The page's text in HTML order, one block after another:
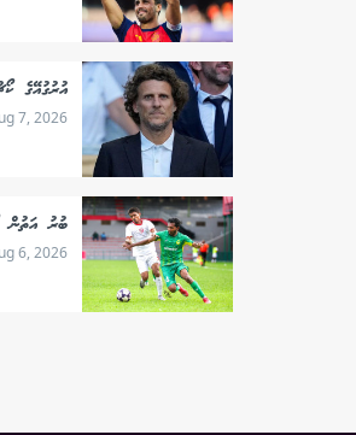
އުރުގުއޭގެ
7, 2026
ބުރު އަތުން
6, 2026